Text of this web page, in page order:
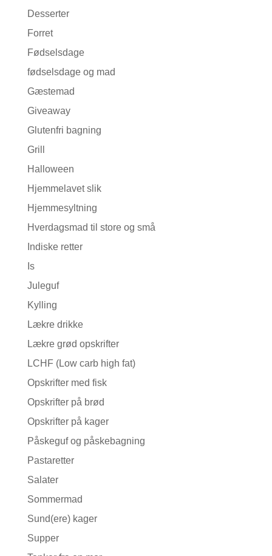
Desserter
Forret
Fødselsdage
fødselsdage og mad
Gæstemad
Giveaway
Glutenfri bagning
Grill
Halloween
Hjemmelavet slik
Hjemmesyltning
Hverdagsmad til store og små
Indiske retter
Is
Juleguf
Kylling
Lækre drikke
Lækre grød opskrifter
LCHF (Low carb high fat)
Opskrifter med fisk
Opskrifter på brød
Opskrifter på kager
Påskeguf og påskebagning
Pastaretter
Salater
Sommermad
Sund(ere) kager
Supper